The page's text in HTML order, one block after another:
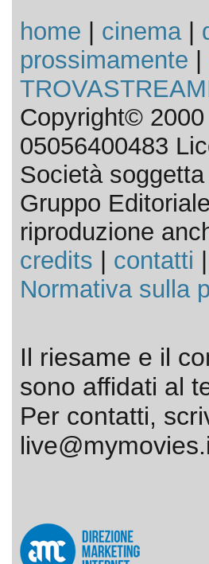
home cinema|
prossimamente
Copyright©
05056400483
Società
Gruppo
riproduzione
credits
contatti
Normativa sulla
Il riesame e il
sono affidati al
Per contatti,